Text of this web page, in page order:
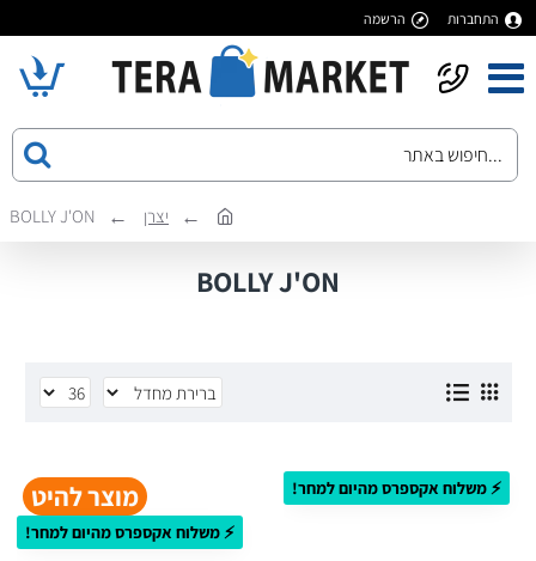
התחברות הרשמה
יצרן BOLLY J'ON
BOLLY J'ON
⚡ משלוח אקספרס מהיום למחר! מוצר להיט
⚡ משלוח אקספרס מהיום למחר!